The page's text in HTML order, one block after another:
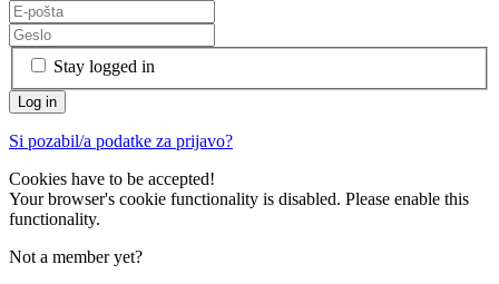
Stay logged in
Si pozabil/a podatke za prijavo?
Cookies have to be accepted!
Your browser's cookie functionality is disabled. Please enable this
functionality.
Not a member yet?